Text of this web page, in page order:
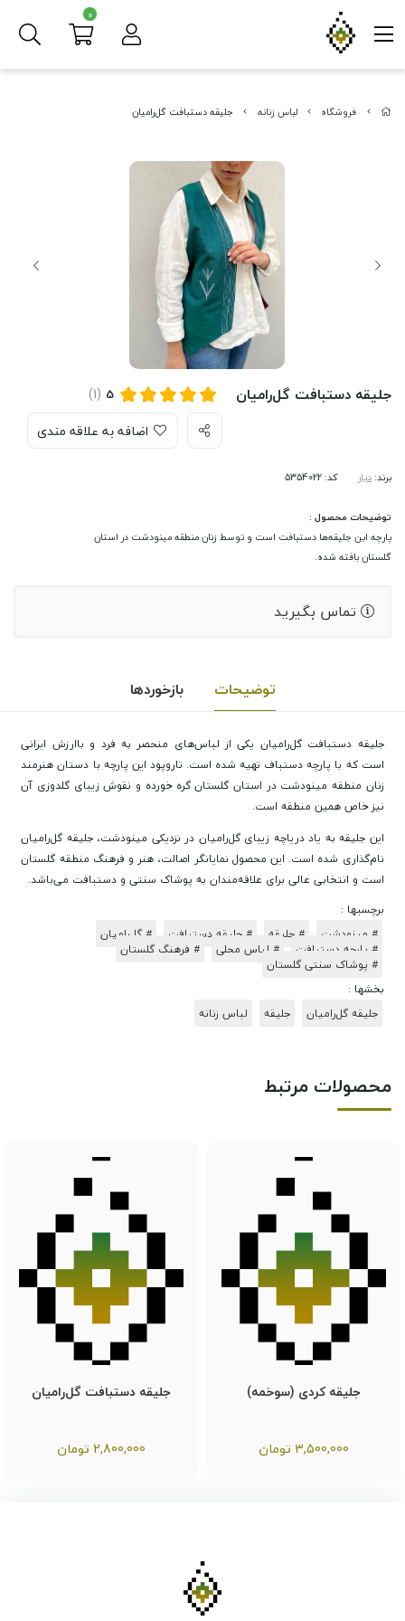
فروشگاه لباس زنانه جلیقه دستبافت گل‌رامیان
جلیقه دستبافت گل‌رامیان 5
(1)
اضافه به علاقه مندی
برند:دیار کد: 5354022
توضیحات محصول :
پارچه این جلیقه‌ها دستبافت است و توسط زنان منطقه مینودشت در استان
گلستان بافته شده.
تماس بگیرید
توضیحات بازخوردها
جلیقه دستبافت گل‌رامیان یکی از لباس‌های منحصر به فرد و باارزش ایرانی
است که با پارچه دستباف تهیه شده است. تاروپود این پارچه با دستان هنرمند
زنان منطقه مینودشت در استان گلستان گره خورده و نقوش زیبای گلدوزی آن
نیز خاص همین منطقه است.
این جلیقه به یاد دریاچه زیبای گل‌رامیان در نزدیکی مینودشت، جلیقه گل‌رامیان
نام‌گذاری شده است. این محصول نمایانگر اصالت، هنر و فرهنگ منطقه گلستان
است و انتخابی عالی برای علاقه‌مندان به پوشاک سنتی و دستبافت می‌باشد.
برچسبها :
# مینودشت
# جلیقه # جلیقه دستبافت
# گل‌رامیان
# پارچه دستبافت
# لباس محلی
# فرهنگ گلستان
# پوشاک سنتی گلستان
بخشها :
جلیقه گل‌رامیان
جلیقه لباس زنانه
محصولات مرتبط
جلیقه کردی (سوخمه)
3,500,000 تومان
جلیقه دستبافت گل‌رامیان
2,800,000 تومان
0